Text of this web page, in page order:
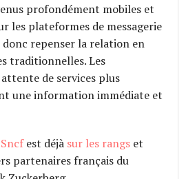
profondément mobiles et
les plateformes de messagerie
repenser la relation en
traditionnelles. Les
de services plus
une information immédiate et
est déjà sur les rangs et
partenaires français du